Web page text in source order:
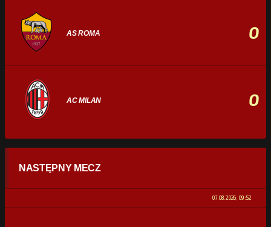
AS ROMA 0
AC MILAN 0
STATYSTYKI
0% 100%
NASTĘPNY MECZ
07.08.2026, 09:52